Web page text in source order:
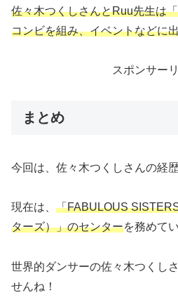
佐々木つくしさんとRuu先生は
コンビを組み、イベントなどに
スポンサー
まとめ
今回は、佐々木つくしさんの経
現在は、 「FABULOUS
ターズ）」のセンターを務めて
世界的ダンサーの佐々木つくし
せんね！